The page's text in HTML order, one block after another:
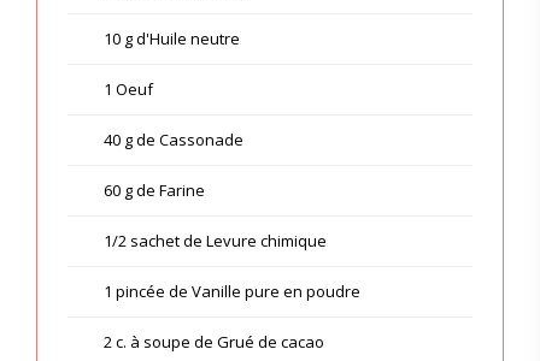
10 g d'Huile neutre
1 Oeuf
40 g de Cassonade
60 g de Farine
1/2 sachet de Levure chimique
1 pincée de Vanille pure en poudre
2 c. à soupe de Grué de cacao